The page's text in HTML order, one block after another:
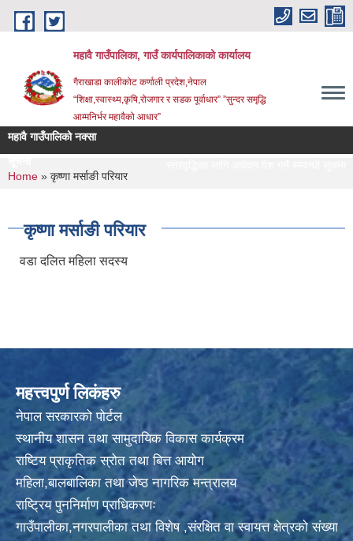
Skip to main content
महावै गाउँपालिका, गाउँ कार्यपालिकाको कार्यालय
गैराखाडा कालीकोट कर्णाली प्रदेश,नेपाल
“शिक्षा,स्वास्थ्य,कृषि,रोजगार र सडक पूर्वाधार” ”सुन्दर समृद्धि
आम्मनिर्भर महावैको आधार”
महावै गाउँपालिको नक्सा
You are here
Home » कृष्णा मर्साङी परियार
कृष्णा मर्साङी परियार
वडा दलित महिला सदस्य
महत्त्वपुर्ण लिकंहरु
नेपाल सरकारको पोर्टल
स्थानीय शासन तथा सामुदायिक विकास कार्यक्रम
राष्टिय प्राकृतिक स्रोत तथा बित्त आयोग
महिला,बालबालिका तथा जेष्ठ नागरिक मन्त्रालय
राष्ट्रिय पुननिर्माण प्राधिकरणः
गाउँपालीका,नगरपालीका तथा विशेष ,संरक्षित वा स्वायत्त क्षेत्रको संख्या